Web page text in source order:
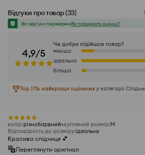
Відгуки про товар(33)
Всі відгуки перевіреніЯк працюють оцінки?
4,9/5
Чи добре підійшов товар?
менша
ідеальна
більша
Top 11% найкраще оцінениху категорії
колір:різнобарвний куплений розмір:M
Відповідність до розміру:ідеальна
Красива спідниця 💕
Переглянути оригінал